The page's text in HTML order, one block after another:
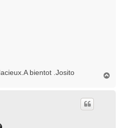
bientot .Josito